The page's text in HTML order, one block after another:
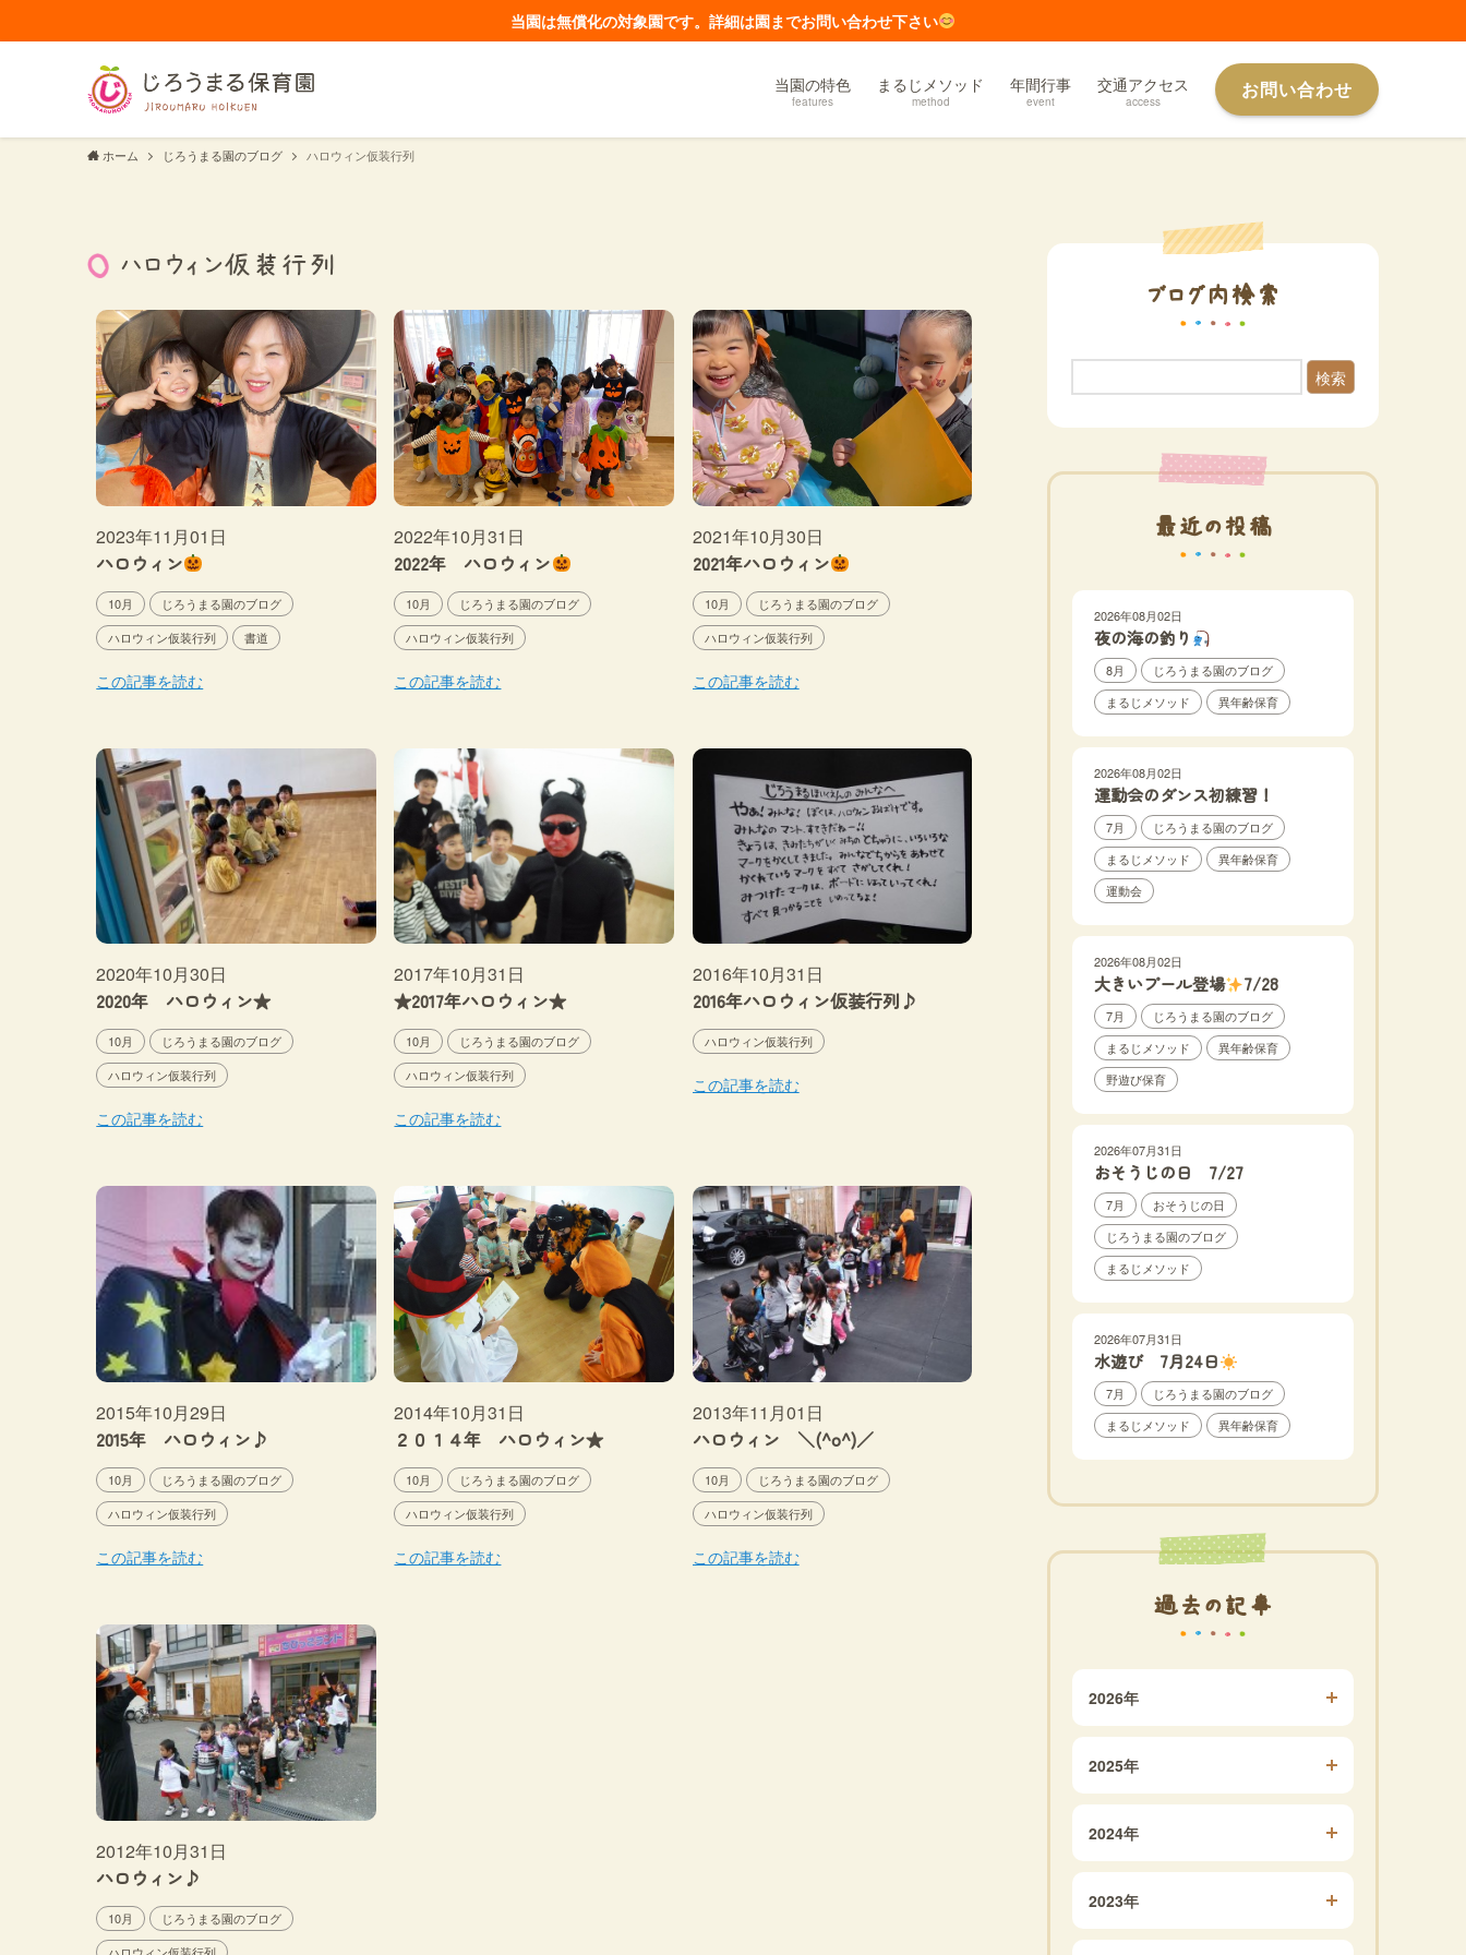
当園は無償化の対象園です。詳細は園までお問い合わせ下さい
当園の特色
features
まるじメソッド
method
年間行事
event
交通アクセス
access お問い合わせ
ホーム じろうまる園のブログ ハロウィン仮装行列
ハロウィン仮装行列
2023年11月01日
ハロウィン
10月
じろうまる園のブログ
ハロウィン仮装行列
書道
この記事を読む
2022年10月31日
2022年 ハロウィン
10月
じろうまる園のブログ
ハロウィン仮装行列
この記事を読む
2021年10月30日
2021年ハロウィン
10月
じろうまる園のブログ
ハロウィン仮装行列
この記事を読む
2020年10月30日
2020年 ハロウィン★
10月
じろうまる園のブログ
ハロウィン仮装行列
この記事を読む
2017年10月31日
★2017年ハロウィン★
10月
じろうまる園のブログ
ハロウィン仮装行列
この記事を読む
2016年10月31日
2016年ハロウィン仮装行列♪
ハロウィン仮装行列
この記事を読む
2015年10月29日
2015年 ハロウィン♪
10月
じろうまる園のブログ
ハロウィン仮装行列
この記事を読む
2014年10月31日
２０１４年 ハロウィン★
10月
じろうまる園のブログ
ハロウィン仮装行列
この記事を読む
2013年11月01日
ハロウィン ＼(^o^)／
10月
じろうまる園のブログ
ハロウィン仮装行列
この記事を読む
2012年10月31日
ハロウィン♪
10月
じろうまる園のブログ
ハロウィン仮装行列
ブログ内検索
検索
最近の投稿
2026年08月02日
夜の海の釣り
8月
じろうまる園のブログ
まるじメソッド
異年齢保育
2026年08月02日
運動会のダンス初練習！
7月
じろうまる園のブログ
まるじメソッド
異年齢保育
運動会
2026年08月02日
大きいプール登場 7/28
7月
じろうまる園のブログ
まるじメソッド
異年齢保育
野遊び保育
2026年07月31日
おそうじの日 7/27
7月
おそうじの日
じろうまる園のブログ
まるじメソッド
2026年07月31日
水遊び 7月24日
7月
じろうまる園のブログ
まるじメソッド
異年齢保育
過去の記事
2026年
2025年
2024年
2023年